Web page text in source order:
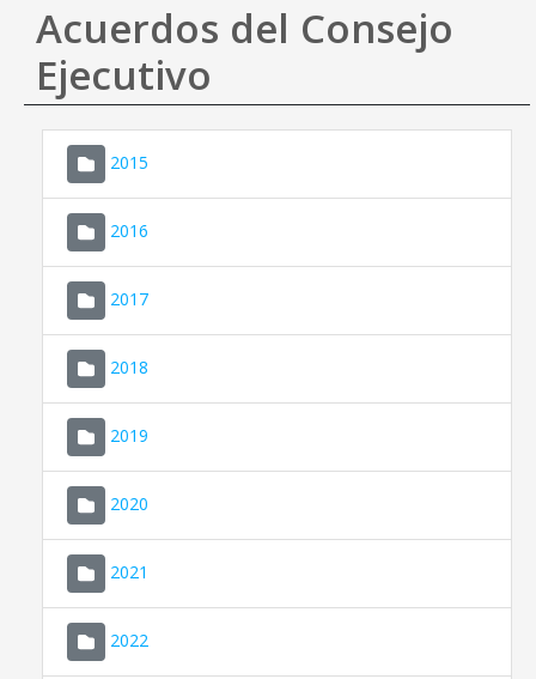
Mapa web
Ayuda
Acuerdos del Consejo
Ejecutivo
2015
2016
2017
2018
2019
2020
2021
2022